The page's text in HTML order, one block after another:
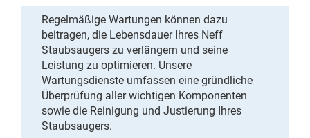
Regelmäßige Wartungen können dazu
beitragen, die Lebensdauer Ihres Neff
Staubsaugers zu verlängern und seine
Leistung zu optimieren. Unsere
Wartungsdienste umfassen eine gründliche
Überprüfung aller wichtigen Komponenten
sowie die Reinigung und Justierung Ihres
Staubsaugers.